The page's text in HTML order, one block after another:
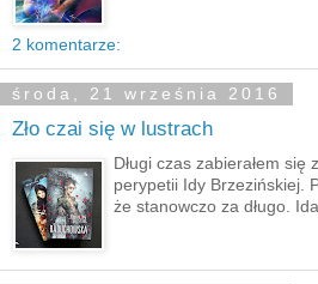
2 komentarze:
środa, 21 września 2016
Zło czai się w lustrach
Długi czas zabierałem się
perypetii Idy Brzezińskiej.
że stanowczo za długo.